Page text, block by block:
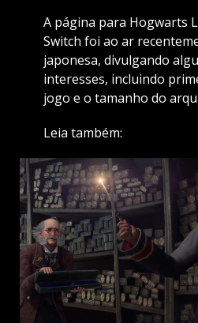
A página para Hogwarts
Switch foi ao ar
japonesa, divulgando
interesses, incluindo
jogo e o tamanho do
Leia também: